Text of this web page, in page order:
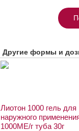
Другие формы и
Лиотон 1000 гель для
наружного
1000МЕ/г туба 30г